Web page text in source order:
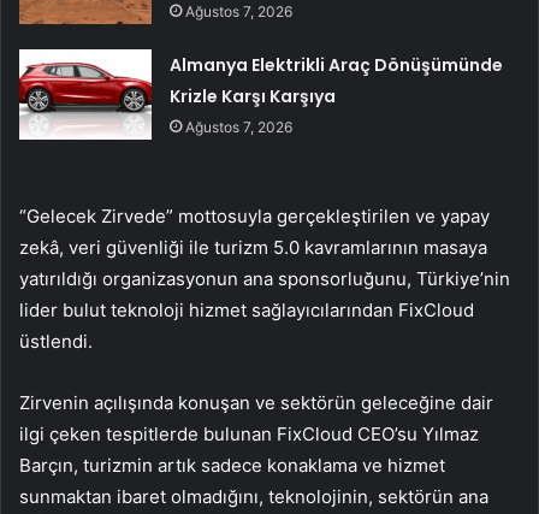
Ağustos 7, 2026
Almanya Elektrikli Araç Dönüşümünde
Krizle Karşı Karşıya
Ağustos 7, 2026
“Gelecek Zirvede” mottosuyla gerçekleştirilen ve yapay
zekâ, veri güvenliği ile turizm 5.0 kavramlarının masaya
yatırıldığı organizasyonun ana sponsorluğunu, Türkiye’nin
lider bulut teknoloji hizmet sağlayıcılarından FixCloud
üstlendi.
Zirvenin açılışında konuşan ve sektörün geleceğine dair
ilgi çeken tespitlerde bulunan FixCloud CEO’su Yılmaz
Barçın, turizmin artık sadece konaklama ve hizmet
sunmaktan ibaret olmadığını, teknolojinin, sektörün ana